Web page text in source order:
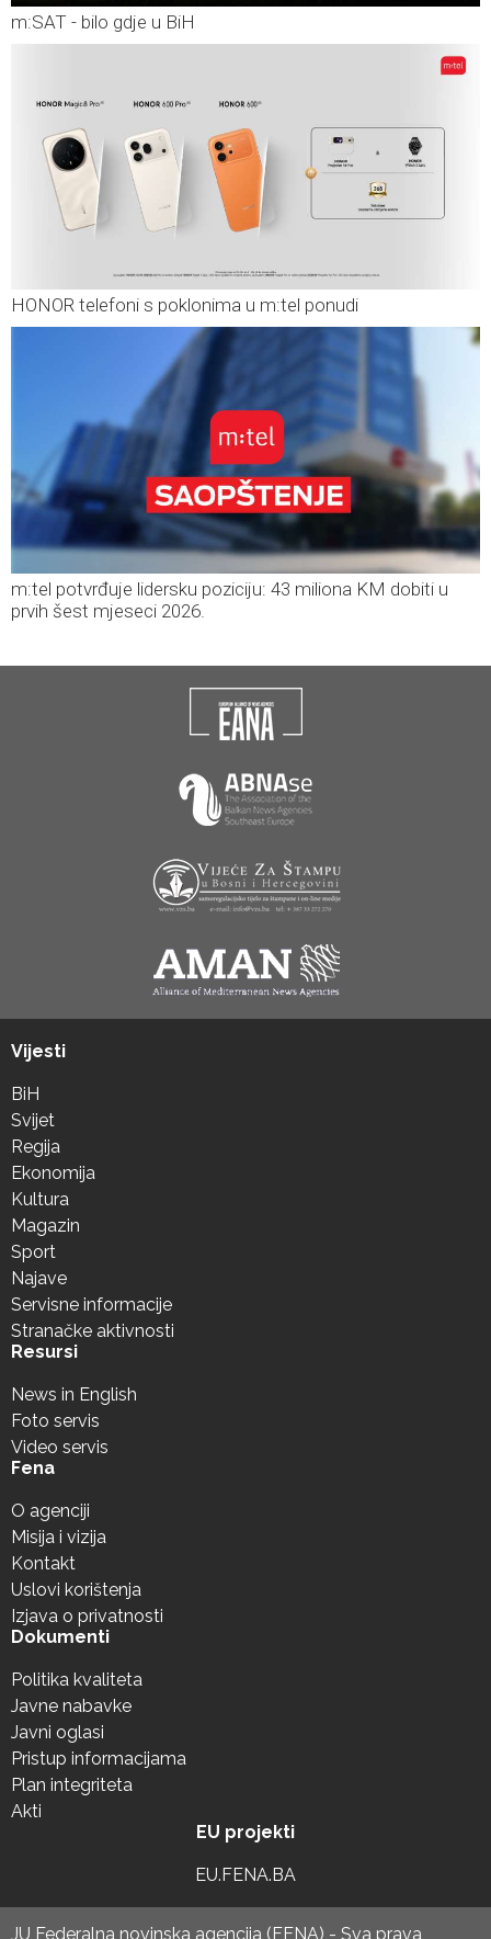
m:SAT - bilo gdje u BiH
HONOR telefoni s poklonima u m:tel ponudi
m:tel potvrđuje lidersku poziciju: 43 miliona KM dobiti u
prvih šest mjeseci 2026.
Vijesti
BiH
Svijet
Regija
Ekonomija
Kultura
Magazin
Sport
Najave
Servisne informacije
Stranačke aktivnosti
Resursi
News in English
Foto servis
Video servis
Fena
O agenciji
Misija i vizija
Kontakt
Uslovi korištenja
Izjava o privatnosti
Dokumenti
Politika kvaliteta
Javne nabavke
Javni oglasi
Pristup informacijama
Plan integriteta
Akti
EU projekti
EU.FENA.BA
JU Federalna novinska agencija (FENA) - Sva prava